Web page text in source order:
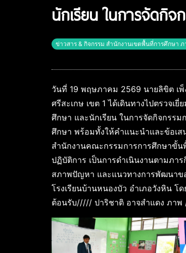
นักเรียน ในการจัดกิจ
ข่าวสาร & กิจกรรม สำนักงานเขตพื้นที่การศึกษา
วันที่ 19 พฤษภาคม 2569 นายลิขิต เ
ศรีสะเกษ เขต 1 ได้เดินทางไปตรวจ
ศึกษา และนักเรียน ในการจัดกิจกรรม
ศึกษา พร้อมทั้งให้คำแนะนำและข้อเ
สำนักงานคณะกรรมการการศึกษาขั้น
ปฏิบัติการ เป็นการดำเนินงานตามภา
สภาพปัญหา และแนวทางการพัฒนาข
โรงเรียนบ้านหนองบัว อำเภอวังหิน
ต้อนรับ///// ปาริชาติ อาจสำแดง ภาพ